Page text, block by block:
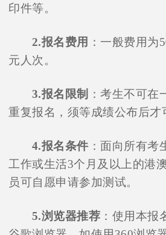
印件等。
2.报名费用 ：一般费用为
元人次。
3.报名限制
：考生不可在
重复报名，须等成绩公布后才
4.报名条件 ：面向所有考
工作或生活3个月及以上的港
员可自愿申请参加测试。
5.浏览器推荐 ：使用本报